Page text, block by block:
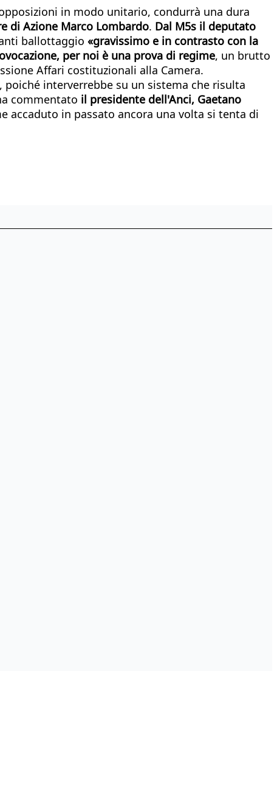
in modo unitario, condurrà una dura
di Azione Marco Lombardo. Dal M5s il deputato
ballottaggio «gravissimo e in contrasto con la
per noi è una prova di regime, un brutto
Affari costituzionali alla Camera.
interverrebbe su un sistema che risulta
commentato il presidente dell'Anci, Gaetano
accaduto in passato ancora una volta si tenta di